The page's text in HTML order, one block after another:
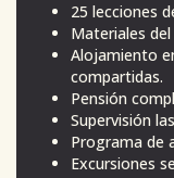
25 lecciones
Materiales del
Alojamiento
compartidas.
Pensión
Supervisión
Programa de
Excursiones